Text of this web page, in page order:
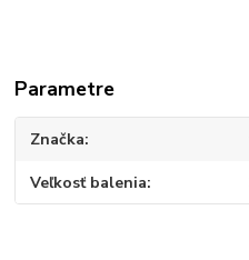
Parametre
Značka
Veľkosť balenia